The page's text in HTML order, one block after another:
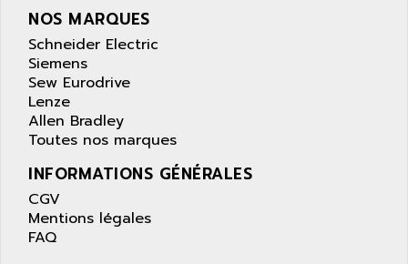
NOS MARQUES
Schneider Electric
Siemens
Sew Eurodrive
Lenze
Allen Bradley
Toutes nos marques
INFORMATIONS GÉNÉRALES
CGV
Mentions légales
FAQ